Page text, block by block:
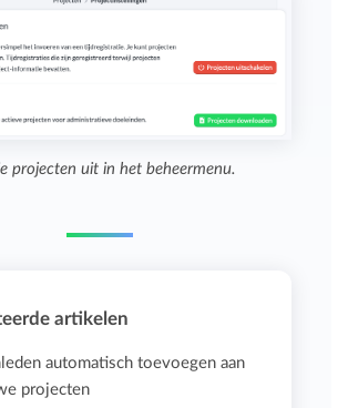
projecten uit in het beheermenu.
artikelen
automatisch toevoegen aan
projecten